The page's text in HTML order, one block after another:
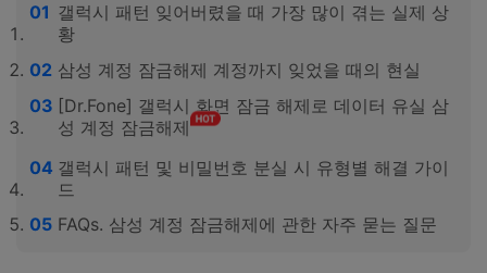
갤럭시 패턴 잊어버렸을 때 가장 많이 겪는 실제 상
황
삼성 계정 잠금해제 계정까지 잊었을 때의 현실
[Dr.Fone] 갤럭시 화면 잠금 해제로 데이터 유실 삼
성 계정 잠금해제
갤럭시 패턴 및 비밀번호 분실 시 유형별 해결 가이
드
FAQs. 삼성 계정 잠금해제에 관한 자주 묻는 질문